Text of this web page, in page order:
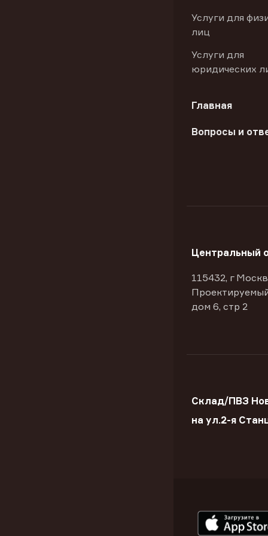
Услуги для
лиц
Услуги для
юридических
Главная
Вопросы и
Центральный
115432, г
дом 6, стр 2
Склад/ПВЗ
на ул.2-я